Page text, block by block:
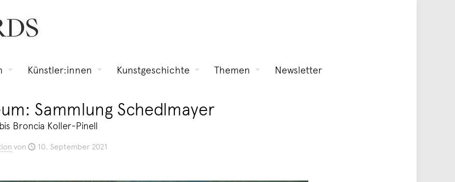
Künstler:innen Kunstgeschichte Themen Newsletter
Sammlung Schedlmayer
Broncia Koller-Pinell
von 10. September 2021